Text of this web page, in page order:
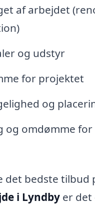
af arbejdet
og udstyr
for projektet
og
og omdømme
det bedste tilbud
i Lyndby er det